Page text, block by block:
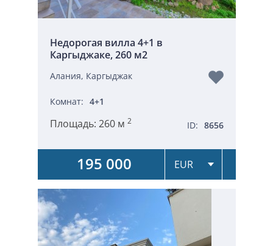
Недорогая вилла 4+1 в
Каргыджаке, 260 м2
Алания, Каргыджак
Комнат: 4+1
Площадь: 260 м 2 ID: 8656
195 000